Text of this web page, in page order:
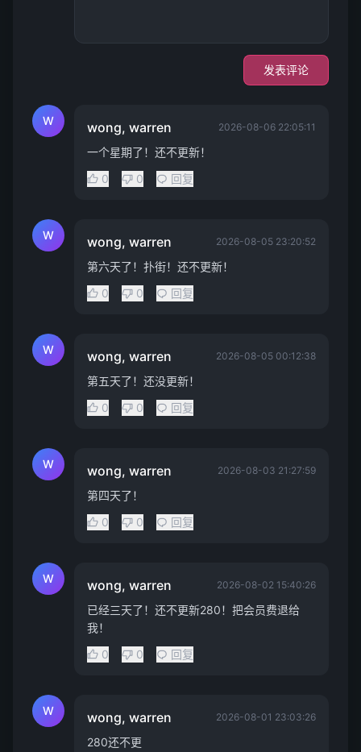
发表评论
W wong, warren 2026-08-06 22:05:11
一个星期了！还不更新！
0
0 回复
W wong, warren 2026-08-05 23:20:52
第六天了！扑街！还不更新！
0
0 回复
W wong, warren 2026-08-05 00:12:38
第五天了！还没更新！
0
0 回复
W wong, warren 2026-08-03 21:27:59
第四天了！
0
0 回复
W wong, warren 2026-08-02 15:40:26
已经三天了！还不更新280！把会员费退给
我！
0
0 回复
W wong, warren 2026-08-01 23:03:26
280还不更